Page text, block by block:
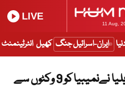
11 Aug,
LIVE
ایران-اسرائیل جنگ کھیل انٹرٹینمنٹ
ٹی 20 ورلڈ کپ: آسٹریلیا نےنمیبیا کو 9 وکٹوں سے